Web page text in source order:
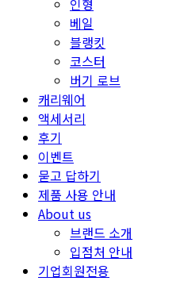
베일
블랭킷
코스터
버기 로브
캐리웨어
액세서리
후기
이벤트
묻고 답하기
제품 사용 안내
About us
브랜드 소개
입점처 안내
기업회원전용